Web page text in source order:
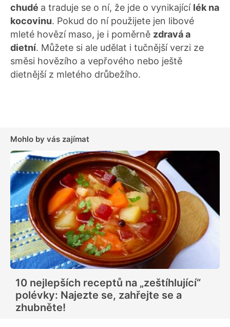
chudé a traduje se o ní, že jde o vynikající lék na
kocovinu. Pokud do ní použijete jen libové
mleté hovězí maso, je i poměrně zdravá a
dietní. Můžete si ale udělat i tučnější verzi ze
směsi hovězího a vepřového nebo ještě
dietnější z mletého drůbežího.
Mohlo by vás zajímat
10 nejlepších receptů na „zeštíhlující“
polévky: Najezte se, zahřejte se a
zhubněte!